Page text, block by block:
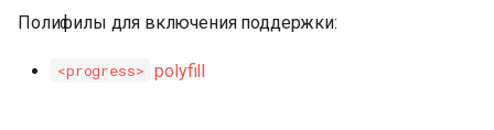
Полифилы для включения поддержки:
<progress> polyfill